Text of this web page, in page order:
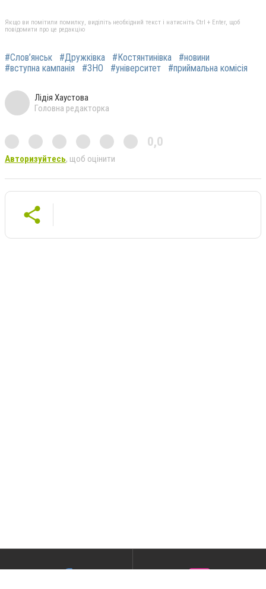
Якщо ви помітили помилку, виділіть необхідний текст і натисніть Ctrl + Enter, щоб
повідомити про це редакцію
#Слов’янськ #Дружківка #Костянтинівка
#новини
#вступна кампанія
#ЗНО #університет #приймальна комісія
Лідія Хаустова
Головна редакторка
0,0
Авторизуйтесь, щоб оцінити